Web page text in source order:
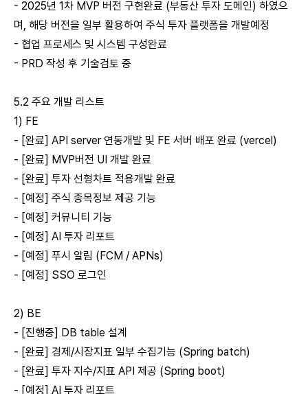
- 2025년 1차 MVP 버전 구현완료 (부동산 투자 도메인) 하였으
며, 해당 버전을 일부 활용하여 주식 투자 플랫폼을 개발예정
- 협업 프로세스 및 시스템 구성완료
- PRD 작성 후 기술검토 중
5.2 주요 개발 리스트
1) FE
- [완료] API server 연동개발 및 FE 서버 배포 완료 (vercel)
- [완료] MVP버전 UI 개발 완료
- [완료] 투자 선형차트 적용개발 완료
- [예정] 주식 종목정보 제공 기능
- [예정] 커뮤니티 기능
- [예정] AI 투자 리포트
- [예정] 푸시 알림 (FCM / APNs)
- [예정] SSO 로그인
2) BE
- [진행중] DB table 설계
- [완료] 경제/시장지표 일부 수집기능 (Spring batch)
- [완료] 투자 지수/지표 API 제공 (Spring boot)
- [예정] AI 투자 리포트